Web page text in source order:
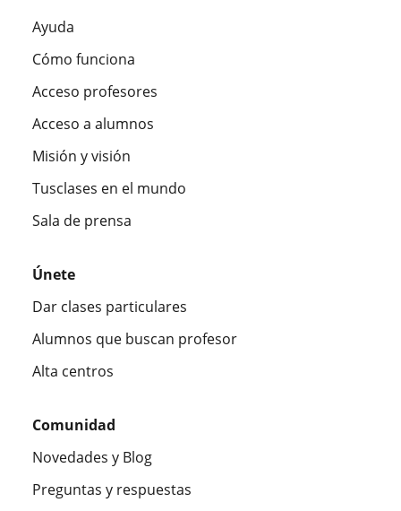
Ayuda
Cómo funciona
Acceso profesores
Acceso a alumnos
Misión y visión
Tusclases en el mundo
Sala de prensa
Únete
Dar clases particulares
Alumnos que buscan profesor
Alta centros
Comunidad
Novedades y Blog
Preguntas y respuestas